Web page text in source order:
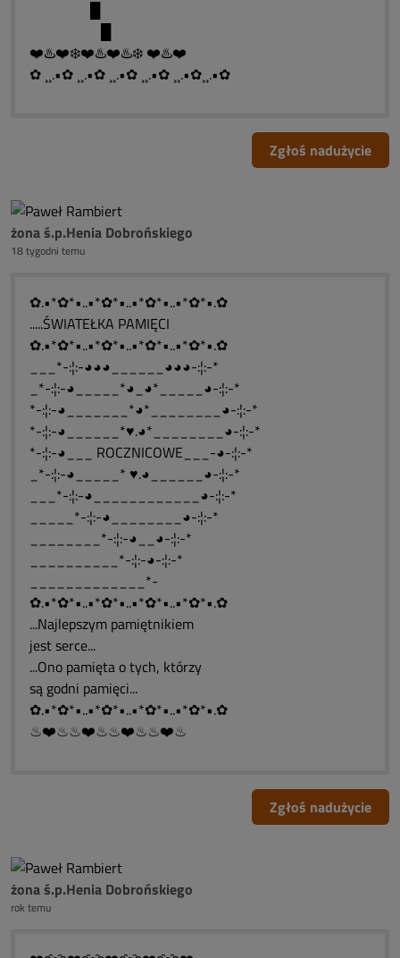
❤️♨️❤️❄️❤️♨️❤️♨️❄️ ❤️♨️❤️
✿ ¸¸.•✿ ¸¸.•✿ ¸¸.•✿ ¸¸.•✿ ¸¸.•✿¸¸.•✿
Zgłoś nadużycie
żona ś.p.Henia Dobrońskiego
18 tygodni temu
✿.•*✿*•..•*✿*•..•*✿*•..•*✿*•.✿
.....ŚWIATEŁKA PAMIĘCI
✿.•*✿*•..•*✿*•..•*✿*•..•*✿*•.✿
___*-:¦:-◕◕◕______◕◕◕-:¦:-*
_*-:¦:-◕_____*◕_◕*_____◕-:¦:-*
*-:¦:-◕_______*◕*________◕-:¦:-*
*-:¦:-◕______*♥.◕*________◕-:¦:-*
*-:¦:-◕___ ROCZNICOWE___-◕-:¦:-*
_*-:¦:-◕_____* ♥.◕______◕-:¦:-*
___*-:¦:-◕____________◕-:¦:-*
_____*-:¦:-◕________◕-:¦:-*
________*-:¦:-◕__◕-:¦:-*
__________*-:¦:-◕-:¦:-*
_____________*-
✿.•*✿*•..•*✿*•..•*✿*•..•*✿*•.✿
...Najlepszym pamiętnikiem
jest serce...
...Ono pamięta o tych, którzy
są godni pamięci...
✿.•*✿*•..•*✿*•..•*✿*•..•*✿*•.✿
♨❤️♨♨❤️♨♨❤️♨♨❤️♨
Zgłoś nadużycie
żona ś.p.Henia Dobrońskiego
rok temu